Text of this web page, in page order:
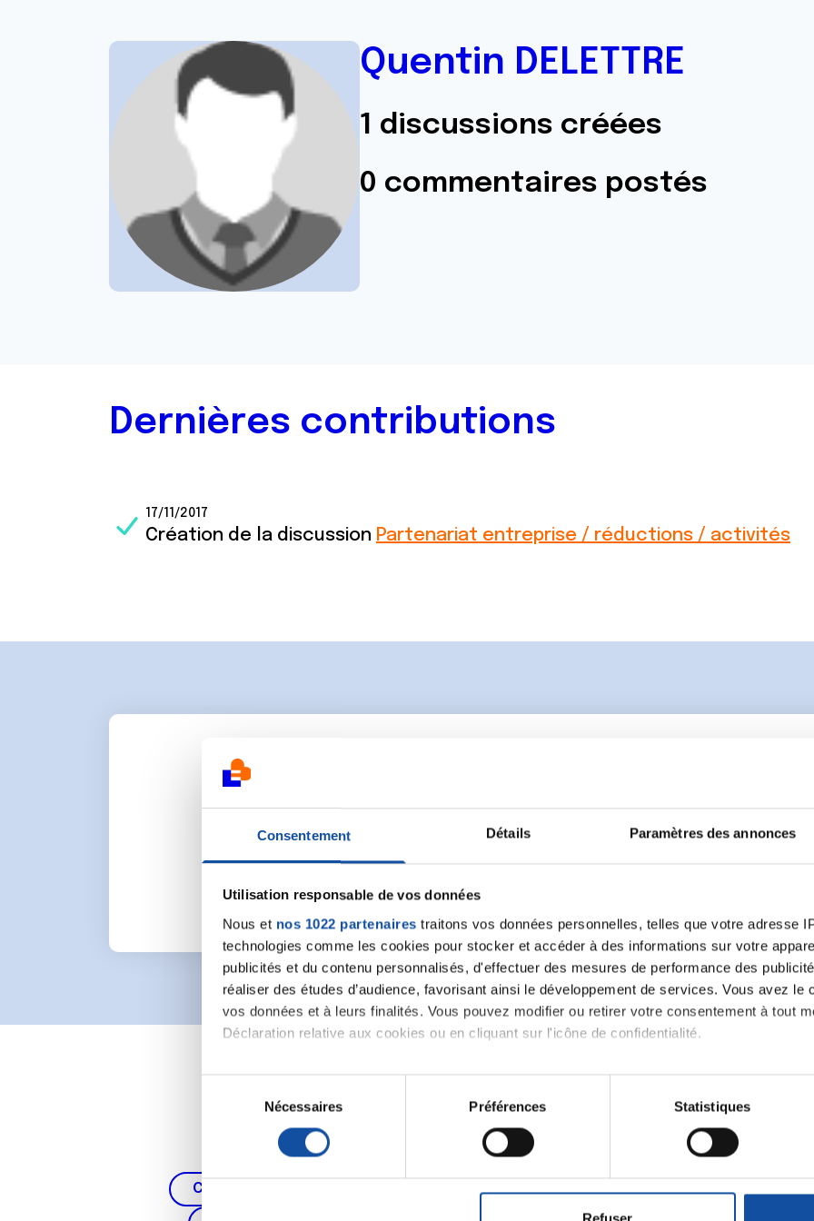
Consentement Détails Paramètres des annonces
Utilisation responsable de vos données
Nous et nos 1022 partenaires traitons vos données personnelles, telles que votre adresse
technologies comme les cookies pour stocker et accéder à des informations sur votre
publicités et du contenu personnalisés, d'effectuer des mesures de performance des
réaliser des études d’audience, favorisant ainsi le développement de services. Vous avez le
vos données et à leurs finalités. Vous pouvez modifier ou retirer votre consentement à tout
Déclaration relative aux cookies ou en cliquant sur l'icône de confidentialité.
Si vous le permettez, nous aimerions également :
Collecter des informations sur votre localisation géographique qui peuvent être
digitales).
. Vous pouvez modifier ou retirer votre consentement à tout moment à partir de la
c
t
Nécessaires Préférences Statistiques
Refuser
Quentin DELETTRE
1 discussions créées
0 commentaires postés
Dernières contributions
17/11/2017
Création de la discussion Partenariat entreprise / réductions / activités
Pour lancer une nouvelle discussion, vous aurez besoin de vous connecter
Se connecter
Thématiques
Cancer du poumon, de la thyroïde et des voies respiratoires Cancer du sein